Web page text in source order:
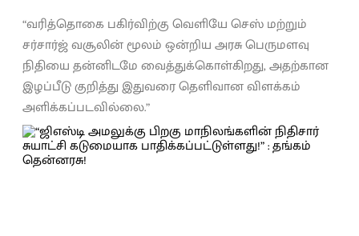
“வரித்தொகை பகிர்விற்கு வெளியே செஸ் மற்றும்
சர்சார்ஜ் வசூலின் மூலம் ஒன்றிய அரசு பெருமளவு
நிதியை தன்னிடமே வைத்துக்கொள்கிறது, அதற்கான
இழப்பீடு குறித்து இதுவரை தெளிவான விளக்கம்
அளிக்கப்படவில்லை.”